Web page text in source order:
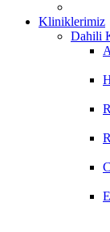
Kliniklerimiz
Dahili